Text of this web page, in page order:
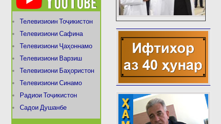
Телевизиоин Тоҷикистон
Телевизиони Сафина
Телевизиони Ҷаҳоннамо
Телевизиони Варзиш
Телевизиони Баҳористон
Телевизиони Синамо
Радиои Тоҷикистон
Садои Душанбе